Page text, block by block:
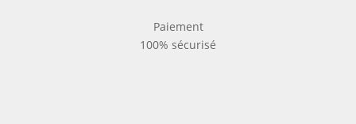
Paiement
100% sécurisé